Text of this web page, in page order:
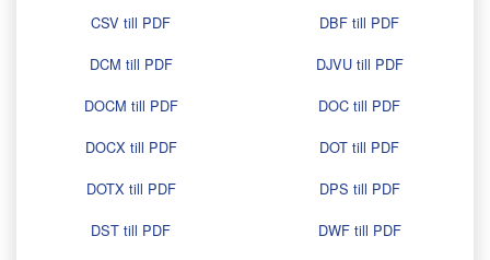
CSV till PDF
DBF till PDF
DCM till PDF
DJVU till PDF
DOCM till PDF
DOC till PDF
DOCX till PDF
DOT till PDF
DOTX till PDF
DPS till PDF
DST till PDF
DWF till PDF